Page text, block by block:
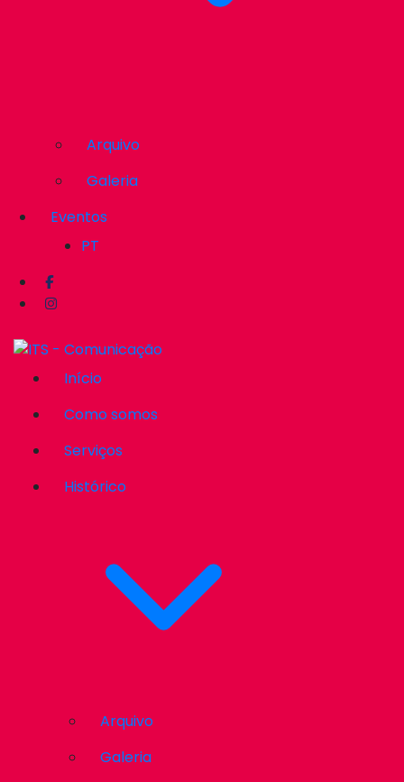
Arquivo
Galeria
Eventos
PT
Início
Como somos
Serviços
Histórico
Arquivo
Galeria